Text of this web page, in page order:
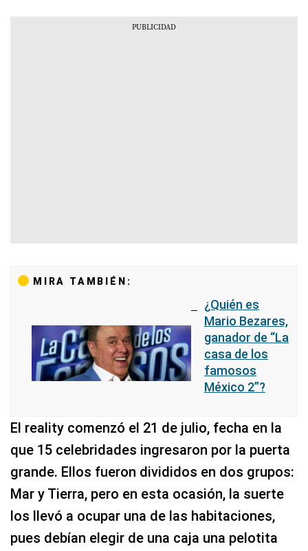
MIRA TAMBIÉN:
¿Quién es
Mario Bezares,
ganador de “La
casa de los
famosos
México 2”?
El reality comenzó el 21 de julio, fecha en la
que 15 celebridades ingresaron por la puerta
grande. Ellos fueron divididos en dos grupos:
Mar y Tierra, pero en esta ocasión, la suerte
los llevó a ocupar una de las habitaciones,
pues debían elegir de una caja una pelotita